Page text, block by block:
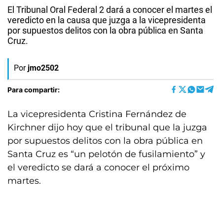
El Tribunal Oral Federal 2 dará a conocer el martes el
veredicto en la causa que juzga a la vicepresidenta
por supuestos delitos con la obra pública en Santa
Cruz.
Por jmo2502
Para compartir:
La vicepresidenta Cristina Fernández de
Kirchner dijo hoy que el tribunal que la juzga
por supuestos delitos con la obra pública en
Santa Cruz es “un pelotón de fusilamiento” y
el veredicto se dará a conocer el próximo
martes.